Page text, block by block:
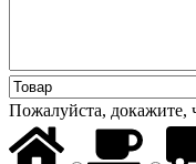
Пожалуйста, докажите,